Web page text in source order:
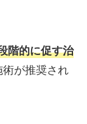
階的に促す治
が推奨され